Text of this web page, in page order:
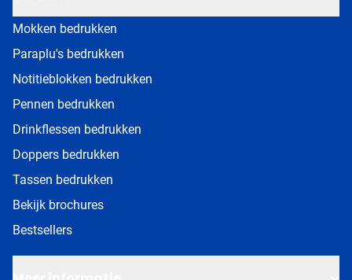
Mokken bedrukken
Paraplu's bedrukken
Notitieblokken bedrukken
Pennen bedrukken
Drinkflessen bedrukken
Doppers bedrukken
Tassen bedrukken
Bekijk brochures
Bestsellers